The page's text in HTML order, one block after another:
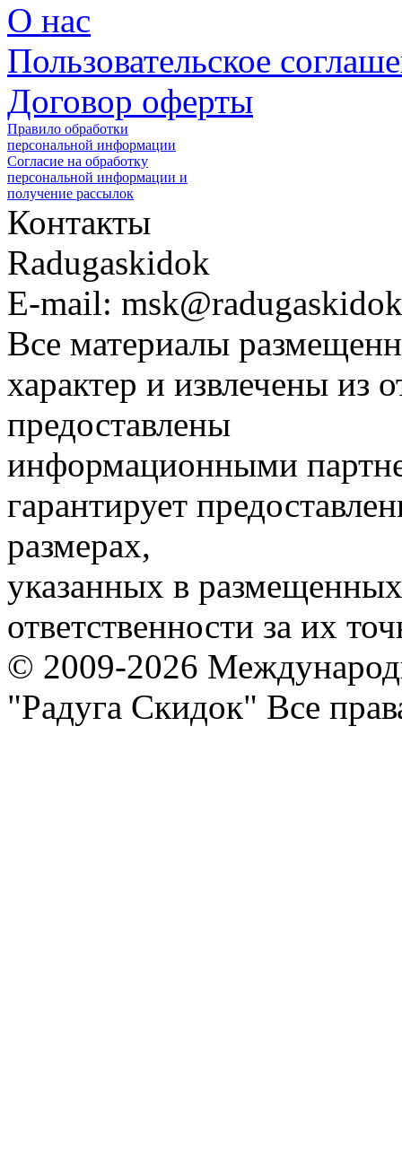
О нас
Пользовательское
Договор оферты
Правило обработки
персональной информации
Согласие на обработку
персональной информации и
получение рассылок
Контакты
Radugaskidok
E-mail:
Все материалы
характер и извлечены из
предоставлены
информационными
гарантирует
размерах,
указанных в
ответственности за их
© 2009-2026
"Радуга Скидок" Все